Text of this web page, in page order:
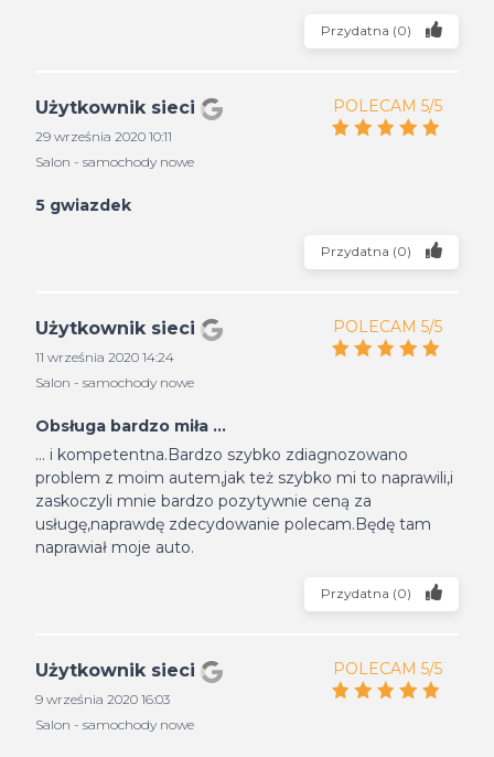
Przydatna (0)
Użytkownik sieci
29 września 2020 10:11
Salon - samochody nowe
POLECAM 5/5
5 gwiazdek
Przydatna (0)
Użytkownik sieci
11 września 2020 14:24
Salon - samochody nowe
POLECAM 5/5
Obsługa bardzo miła ...
... i kompetentna.Bardzo szybko zdiagnozowano
problem z moim autem,jak też szybko mi to naprawili,i
zaskoczyli mnie bardzo pozytywnie ceną za
usługę,naprawdę zdecydowanie polecam.Będę tam
naprawiał moje auto.
Przydatna (0)
Użytkownik sieci
9 września 2020 16:03
Salon - samochody nowe
POLECAM 5/5